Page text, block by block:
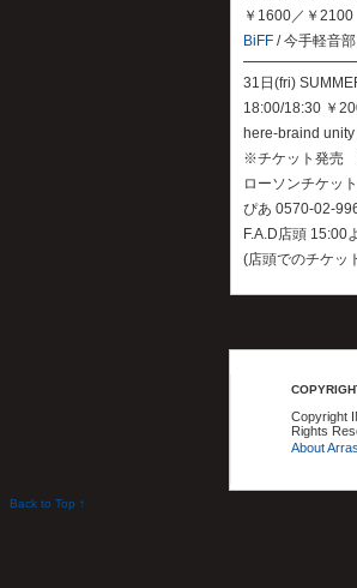
￥1600／￥2100
BiFF / 今手軽音
31日(fri)
18:00/18:30 ￥
here-braind
※チケット発売
ローソンチケッ
ぴあ 0570-02-
F.A.D店頭 15:00
(店頭でのチケッ
Copyright
Rights
About
Back to Top ↑